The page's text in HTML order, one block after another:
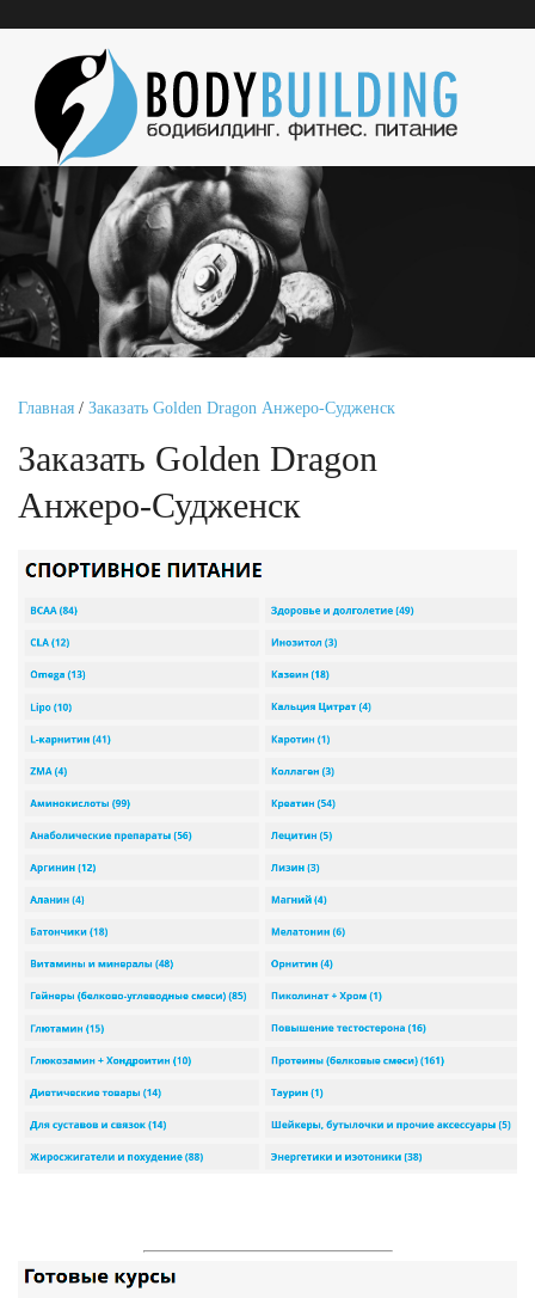
Главная / Заказать Golden Dragon Анжеро-Судженск
Заказать Golden Dragon
Анжеро-Судженск